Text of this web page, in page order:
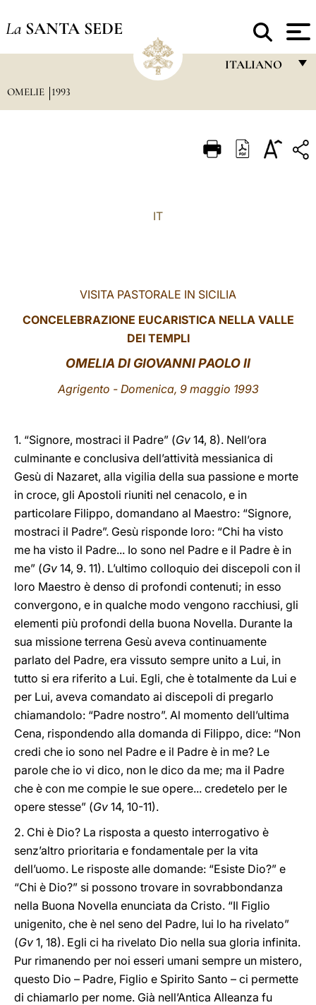
La SANTA SEDE
ITALIANO
ITALIANO
中文
OMELIE 1993
IT
VISITA PASTORALE IN SICILIA
CONCELEBRAZIONE EUCARISTICA NELLA VALLE
DEI TEMPLI
OMELIA DI GIOVANNI PAOLO II
Agrigento - Domenica, 9 maggio 1993
1. “Signore, mostraci il Padre” (Gv 14, 8). Nell’ora
culminante e conclusiva dell’attività messianica di
Gesù di Nazaret, alla vigilia della sua passione e morte
in croce, gli Apostoli riuniti nel cenacolo, e in
particolare Filippo, domandano al Maestro: “Signore,
mostraci il Padre”. Gesù risponde loro: “Chi ha visto
me ha visto il Padre... Io sono nel Padre e il Padre è in
me” (Gv 14, 9. 11). L’ultimo colloquio dei discepoli con il
loro Maestro è denso di profondi contenuti; in esso
convergono, e in qualche modo vengono racchiusi, gli
elementi più profondi della buona Novella. Durante la
sua missione terrena Gesù aveva continuamente
parlato del Padre, era vissuto sempre unito a Lui, in
tutto si era riferito a Lui. Egli, che è totalmente da Lui e
per Lui, aveva comandato ai discepoli di pregarlo
chiamandolo: “Padre nostro”. Al momento dell’ultima
Cena, rispondendo alla domanda di Filippo, dice: “Non
credi che io sono nel Padre e il Padre è in me? Le
parole che io vi dico, non le dico da me; ma il Padre
che è con me compie le sue opere... credetelo per le
opere stesse” (Gv 14, 10-11).
2. Chi è Dio? La risposta a questo interrogativo è
senz’altro prioritaria e fondamentale per la vita
dell’uomo. Le risposte alle domande: “Esiste Dio?” e
“Chi è Dio?” si possono trovare in sovrabbondanza
nella Buona Novella enunciata da Cristo. “Il Figlio
unigenito, che è nel seno del Padre, lui lo ha rivelato”
(Gv 1, 18). Egli ci ha rivelato Dio nella sua gloria infinita.
Pur rimanendo per noi esseri umani sempre un mistero,
questo Dio – Padre, Figlio e Spirito Santo – ci permette
di chiamarlo per nome. Già nell’Antica Alleanza fu